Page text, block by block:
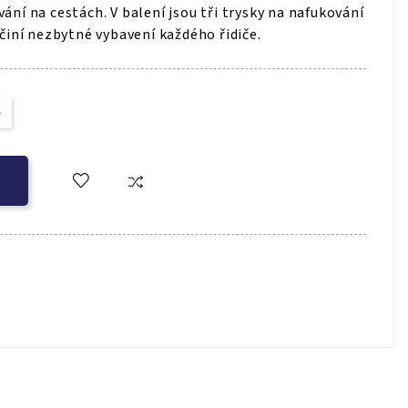
na cestách. V balení jsou tři trysky na nafukování
nezbytné vybavení každého řidiče.